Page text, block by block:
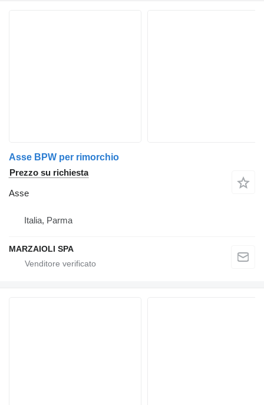
Asse BPW per rimorchio
Prezzo su richiesta
Asse
Italia, Parma
MARZAIOLI SPA